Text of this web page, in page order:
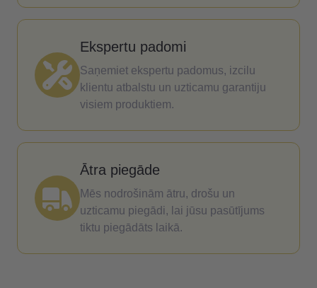
Ekspertu padomi
Saņemiet ekspertu padomus, izcilu
klientu atbalstu un uzticamu garantiju
visiem produktiem.
Ātra piegāde
Mēs nodrošinām ātru, drošu un
uzticamu piegādi, lai jūsu pasūtījums
tiktu piegādāts laikā.